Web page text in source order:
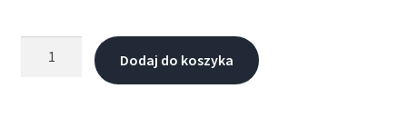
Dodaj do koszyka